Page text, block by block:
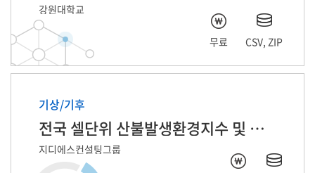
평균 습도
평균최대파고(m)
최대 습도
최저 누적강수량
강원대학교
무료 CSV, ZIP
기상/기후
전국 셀단위 산불발생환경지수 및 발생정보
지디에스컨설팅그룹